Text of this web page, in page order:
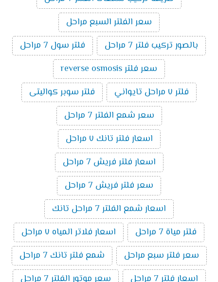
سعر الفلتر السبع مراحل
بالصور تركيب فلتر 7 مراحل
فلتر سول 7 مراحل
سعر فلتر reverse osmosis
فلتر ٧ مراحل تايواني
فلتر سوبر كواليتى
سعر شمع الفلتر 7 مراحل
اسعار فلتر تانك ٧ مراحل
اسعار فلتر فريش 7 مراحل
سعر فلتر فريش 7 مراحل
اسعار شمع الفلتر 7 مراحل تانك
فلتر مياة 7 مراحل
اسعار فلاتر المياه ٧ مراحل
سعر فلتر سبع مراحل
شمع فلتر تانك 7 مراحل
اسعار فلتر 7 مراحل
سعر موتور الفلتر 7 مراحل